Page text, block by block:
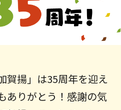
賀揚」は35周年を迎え
ありがとう！感謝の気